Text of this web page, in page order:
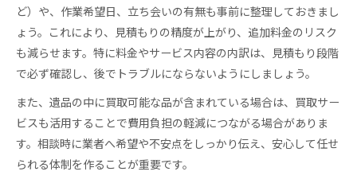
遺品整理で家族の意見をまとめるコツ
思い出を大切に残す遺品整理の進め方
家族協力で負担を減らす片付けの工夫
ど）や、作業希望日、立ち会いの有無も事前に整理しておきまし
ょう。これにより、見積もりの精度が上がり、追加料金のリスク
も減らせます。特に料金やサービス内容の内訳は、見積もり段階
で必ず確認し、後でトラブルにならないようにしましょう。
また、遺品の中に買取可能な品が含まれている場合は、買取サー
ビスも活用することで費用負担の軽減につながる場合がありま
す。相談時に業者へ希望や不安点をしっかり伝え、安心して任せ
られる体制を作ることが重要です。